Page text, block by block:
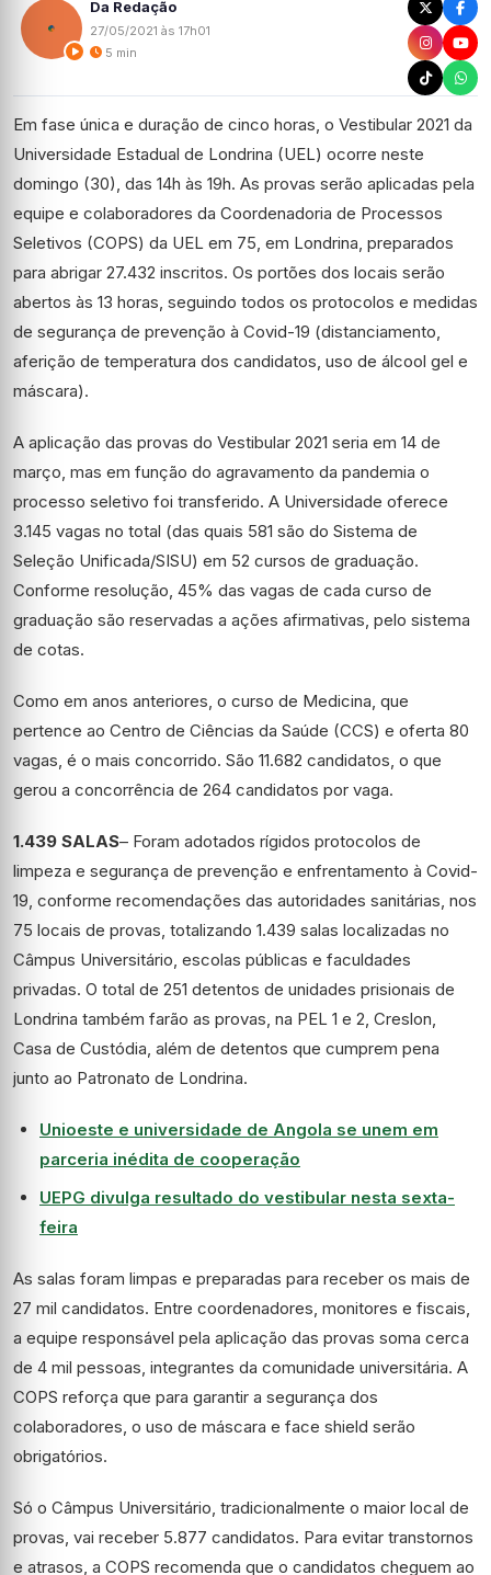
Da Redação
27/05/2021 às 17h01
5 min
Em fase única e duração de cinco horas, o Vestibular 2021 da
Universidade Estadual de Londrina (UEL) ocorre neste
domingo (30), das 14h às 19h. As provas serão aplicadas pela
equipe e colaboradores da Coordenadoria de Processos
Seletivos (COPS) da UEL em 75, em Londrina, preparados
para abrigar 27.432 inscritos. Os portões dos locais serão
abertos às 13 horas, seguindo todos os protocolos e medidas
de segurança de prevenção à Covid-19 (distanciamento,
aferição de temperatura dos candidatos, uso de álcool gel e
máscara).
A aplicação das provas do Vestibular 2021 seria em 14 de
março, mas em função do agravamento da pandemia o
processo seletivo foi transferido. A Universidade oferece
3.145 vagas no total (das quais 581 são do Sistema de
Seleção Unificada/SISU) em 52 cursos de graduação.
Conforme resolução, 45% das vagas de cada curso de
graduação são reservadas a ações afirmativas, pelo sistema
de cotas.
Como em anos anteriores, o curso de Medicina, que
pertence ao Centro de Ciências da Saúde (CCS) e oferta 80
vagas, é o mais concorrido. São 11.682 candidatos, o que
gerou a concorrência de 264 candidatos por vaga.
1.439 SALAS– Foram adotados rígidos protocolos de
limpeza e segurança de prevenção e enfrentamento à Covid-
19, conforme recomendações das autoridades sanitárias, nos
75 locais de provas, totalizando 1.439 salas localizadas no
Câmpus Universitário, escolas públicas e faculdades
privadas. O total de 251 detentos de unidades prisionais de
Londrina também farão as provas, na PEL 1 e 2, Creslon,
Casa de Custódia, além de detentos que cumprem pena
junto ao Patronato de Londrina.
Unioeste e universidade de Angola se unem em
parceria inédita de cooperação
UEPG divulga resultado do vestibular nesta sexta-
feira
As salas foram limpas e preparadas para receber os mais de
27 mil candidatos. Entre coordenadores, monitores e fiscais,
a equipe responsável pela aplicação das provas soma cerca
de 4 mil pessoas, integrantes da comunidade universitária. A
COPS reforça que para garantir a segurança dos
colaboradores, o uso de máscara e face shield serão
obrigatórios.
Só o Câmpus Universitário, tradicionalmente o maior local de
provas, vai receber 5.877 candidatos. Para evitar transtornos
e atrasos, a COPS recomenda que o candidatos cheguem ao